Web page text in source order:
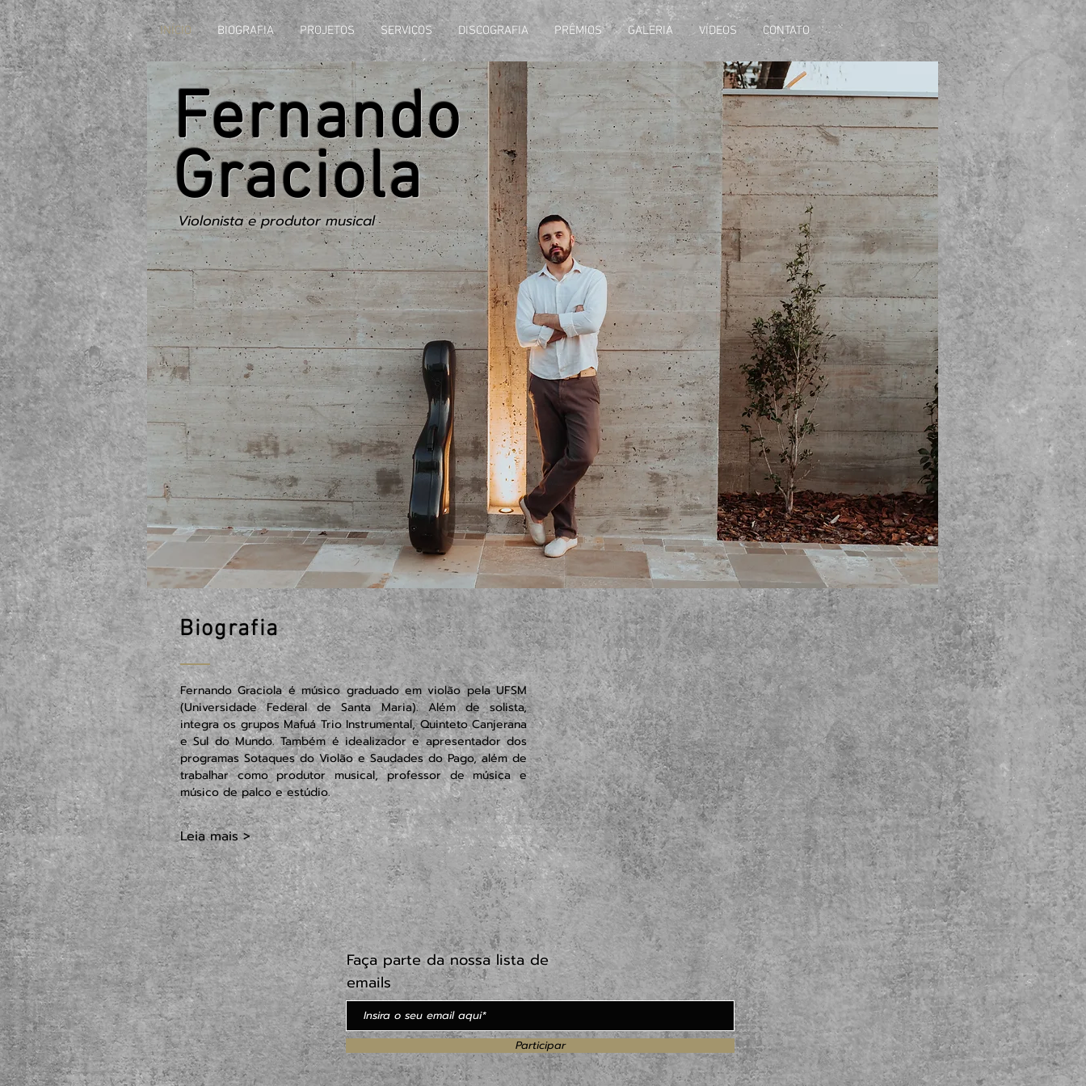
INÍCIO BIOGRAFIA PROJETOS SERVIÇOS DISCOGRAFIA PRÊMIOS GALERIA VÍDEOS CONTATO
Fernando
Graciola
Violonista e produtor musical
Biografia
Fernando Graciola é músico graduado em violão pela UFSM
(Universidade Federal de Santa Maria). Além de solista,
integra os grupos Mafuá Trio Instrumental, Quinteto Canjerana
e Sul do Mundo. Também é idealizador e apresentador dos
programas Sotaques do Violão e Saudades do Pago, além de
trabalhar como produtor musical, professor de música e
músico de palco e estúdio.
Leia mais >
Faça parte da nossa lista de
emails
Participar